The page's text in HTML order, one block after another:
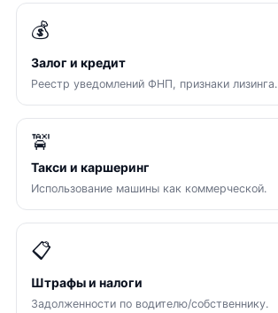
💰
Залог и кредит
Реестр уведомлений ФНП, признаки лизинга.
🚖
Такси и каршеринг
Использование машины как коммерческой.
📋
Штрафы и налоги
Задолженности по водителю/собственнику.